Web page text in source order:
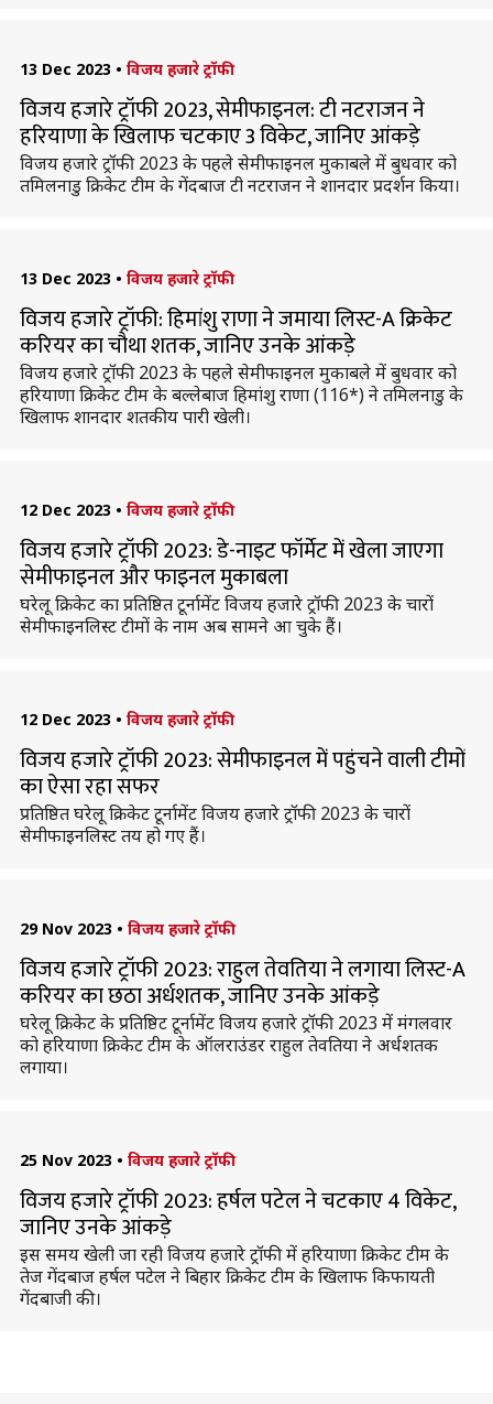
13 Dec 2023 • विजय हजारे ट्रॉफी
विजय हजारे ट्रॉफी 2023, सेमीफाइनल: टी नटराजन ने
हरियाणा के खिलाफ चटकाए 3 विकेट, जानिए आंकड़े
विजय हजारे ट्रॉफी 2023 के पहले सेमीफाइनल मुकाबले में बुधवार को
तमिलनाडु क्रिकेट टीम के गेंदबाज टी नटराजन ने शानदार प्रदर्शन किया।
13 Dec 2023 • विजय हजारे ट्रॉफी
विजय हजारे ट्रॉफी: हिमांशु राणा ने जमाया लिस्ट-A क्रिकेट
करियर का चौथा शतक, जानिए उनके आंकड़े
विजय हजारे ट्रॉफी 2023 के पहले सेमीफाइनल मुकाबले में बुधवार को
हरियाणा क्रिकेट टीम के बल्लेबाज हिमांशु राणा (116*) ने तमिलनाडु के
खिलाफ शानदार शतकीय पारी खेली।
12 Dec 2023 • विजय हजारे ट्रॉफी
विजय हजारे ट्रॉफी 2023: डे-नाइट फॉर्मेट में खेला जाएगा
सेमीफाइनल और फाइनल मुकाबला
घरेलू क्रिकेट का प्रतिष्ठित टूर्नामेंट विजय हजारे ट्रॉफी 2023 के चारों
सेमीफाइनलिस्ट टीमों के नाम अब सामने आ चुके हैं।
12 Dec 2023 • विजय हजारे ट्रॉफी
विजय हजारे ट्रॉफी 2023: सेमीफाइनल में पहुंचने वाली टीमों
का ऐसा रहा सफर
प्रतिष्ठित घरेलू क्रिकेट टूर्नामेंट विजय हजारे ट्रॉफी 2023 के चारों
सेमीफाइनलिस्ट तय हो गए हैं।
29 Nov 2023 • विजय हजारे ट्रॉफी
विजय हजारे ट्रॉफी 2023: राहुल तेवतिया ने लगाया लिस्ट-A
करियर का छठा अर्धशतक, जानिए उनके आंकड़े
घरेलू क्रिकेट के प्रतिष्ठिट टूर्नामेंट विजय हजारे ट्रॉफी 2023 में मंगलवार
को हरियाणा क्रिकेट टीम के ऑलराउंडर राहुल तेवतिया ने अर्धशतक
लगाया।
25 Nov 2023 • विजय हजारे ट्रॉफी
विजय हजारे ट्रॉफी 2023: हर्षल पटेल ने चटकाए 4 विकेट,
जानिए उनके आंकड़े
इस समय खेली जा रही विजय हजारे ट्रॉफी में हरियाणा क्रिकेट टीम के
तेज गेंदबाज हर्षल पटेल ने बिहार क्रिकेट टीम के खिलाफ किफायती
गेंदबाजी की।